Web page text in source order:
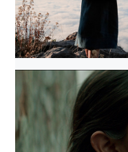
LA CASA MÁS